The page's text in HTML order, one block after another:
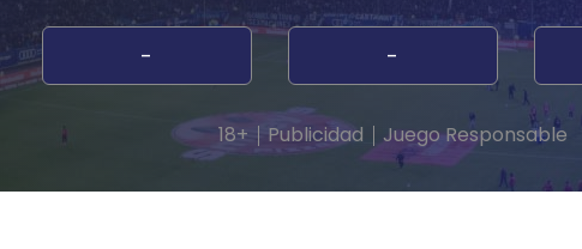
- -
18+ Publicidad Juego Responsable